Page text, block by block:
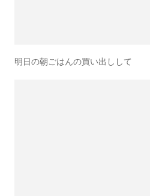
明日の朝ごはんの買い出しして